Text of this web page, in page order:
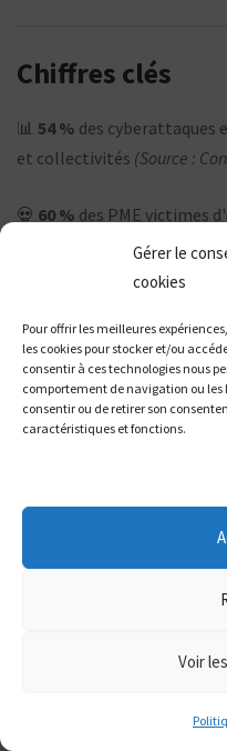
Gérer le
cookies
Pour offrir les meilleures
les cookies pour stocker et/ou
consentir à ces technologies nous
comportement de navigation ou les
consentir ou de retirer son
caractéristiques et fonctions.
Voir
Chiffres clés
📊 54 % des cyberattaques
et collectivités (Source :
💀 60 % des PME victimes
déposent le bilan dans les
marché 2025-2026)
🔓+130 vulnérabilités
chaque jour en 2026(Source
📈+37 %d'incidents de
Questions
Qu'est-ce qu'un
Un antivirus classique
de menaces répertoriées.